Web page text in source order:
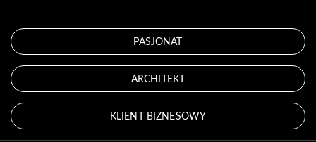
PASJONAT
ARCHITEKT
KLIENT BIZNESOWY